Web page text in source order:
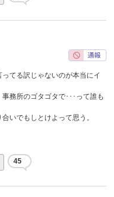
てる訳じゃないのが本当にイ
務所のゴタゴタで･･･って誰も
いでもしとけよって思う。
45